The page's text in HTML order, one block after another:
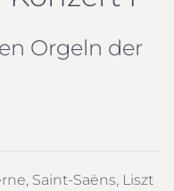
Orgeln der
Saint-Saëns, Liszt